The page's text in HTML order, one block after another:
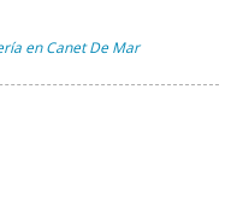
en Canet De Mar